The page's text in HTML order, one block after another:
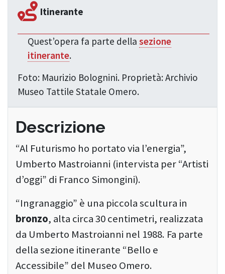
Itinerante
Quest’opera fa parte dellasezione
itinerante.
Foto: Maurizio Bolognini. Proprietà: Archivio
Museo Tattile Statale Omero.
Descrizione
“Al Futurismo ho portato via l’energia”,
Umberto Mastroianni (intervista per “Artisti
d’oggi” di Franco Simongini).
“Ingranaggio” è una piccola scultura in
bronzo, alta circa 30 centimetri, realizzata
da Umberto Mastroianni nel 1988. Fa parte
della sezione itinerante “Bello e
Accessibile” del Museo Omero.